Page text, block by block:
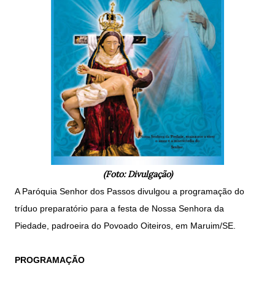
(Foto: Divulgação)
A Paróquia Senhor dos Passos divulgou a programação do
tríduo preparatório para a festa de Nossa Senhora da
Piedade, padroeira do Povoado Oiteiros, em Maruim/SE.
PROGRAMAÇÃO